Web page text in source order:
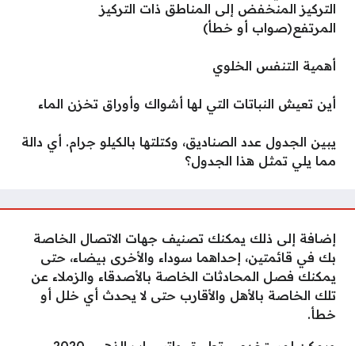
التركيز المنخفض إلى المناطق ذات التركيز
المرتفع(صواب أو خطأ)
أهمية التنفس الخلوي
أين تعيش النباتات التي لها أشواك وأوراق تخزن الماء
يبين الجدول عدد الصناديق، وكتلتها بالكيلو جرام. أي دالة
مما يلي تمثل هذا الجدول؟
إضافة إلى ذلك يمكنك تصنيف جهات الاتصال الخاصة
بك في قائمتين، إحداهما سوداء والأخرى بيضاء، حتى
يمكنك فصل المحادثات الخاصة بالأصدقاء والزملاء عن
تلك الخاصة بالأهل والأقارب حتى لا يحدث أي خلل أو
خطأ.